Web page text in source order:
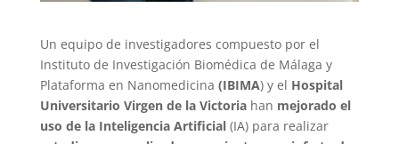
Un equipo de investigadores compuesto por el
Instituto de Investigación Biomédica de Málaga y
Plataforma en Nanomedicina (IBIMA) y el Hospital
Universitario Virgen de la Victoriahan mejorado el
uso de la Inteligencia Artificial (IA) para realizar